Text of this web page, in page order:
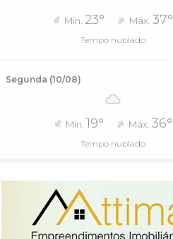
Mín. 23° Máx.37°
Tempo nublado
Segunda (10/08)
Mín. 19° Máx. 36°
Tempo nublado